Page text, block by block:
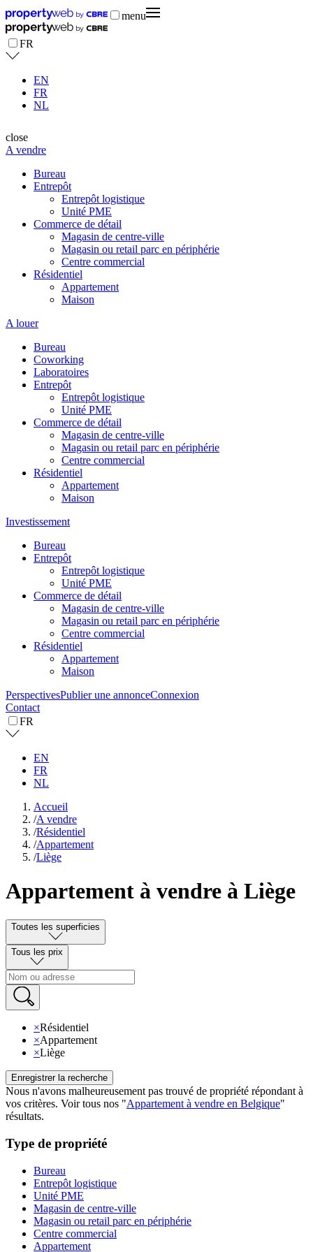
menu
FR
EN
FR
NL
close
A vendre
Bureau
Entrepôt
Entrepôt logistique
Unité PME
Commerce de détail
Magasin de centre-ville
Magasin ou retail parc en périphérie
Centre commercial
Résidentiel
Appartement
Maison
A louer
Bureau
Coworking
Laboratoires
Entrepôt
Entrepôt logistique
Unité PME
Commerce de détail
Magasin de centre-ville
Magasin ou retail parc en périphérie
Centre commercial
Résidentiel
Appartement
Maison
Investissement
Bureau
Entrepôt
Entrepôt logistique
Unité PME
Commerce de détail
Magasin de centre-ville
Magasin ou retail parc en périphérie
Centre commercial
Résidentiel
Appartement
Maison
PerspectivesPublier une annonceConnexion
Contact
FR
EN
FR
NL
Accueil
/A vendre
/Résidentiel
/Appartement
/Liège
Appartement à vendre à Liège
Toutes les superficies
Tous les prix
×Résidentiel
×Appartement
×Liège
Enregistrer la recherche
Nous n'avons malheureusement pas trouvé de propriété répondant à
vos critères. Voir tous nos "Appartement à vendre en Belgique"
résultats.
Type de propriété
Bureau
Entrepôt logistique
Unité PME
Magasin de centre-ville
Magasin ou retail parc en périphérie
Centre commercial
Appartement